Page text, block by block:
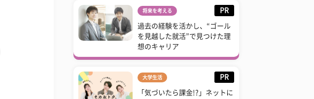
将来を考える PR
過去の経験を活かし、“ゴール
を見越した就活”で見つけた理
想のキャリア
大学生活 PR
「気づいたら課金!?」ネットに